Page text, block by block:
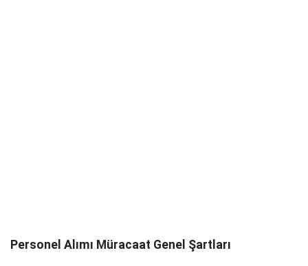
Personel Alımı Müracaat Genel Şartları